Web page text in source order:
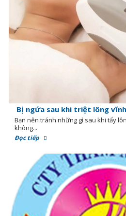
Bị ngứa sau khi triệt lông
Bạn nên tránh những gì sau khi tẩy
không...
Đọc tiếp